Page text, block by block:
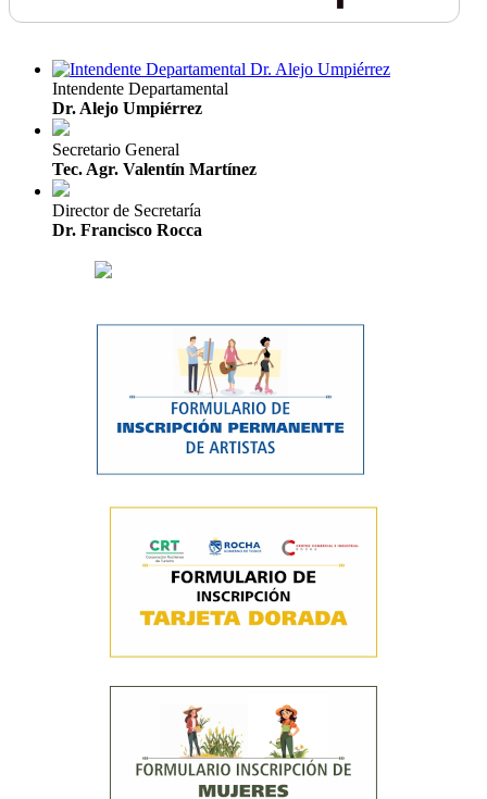
Intendente Departamental
Dr. Alejo Umpiérrez
Secretario General
Tec. Agr. Valentín Martínez
Director de Secretaría
Dr. Francisco Rocca